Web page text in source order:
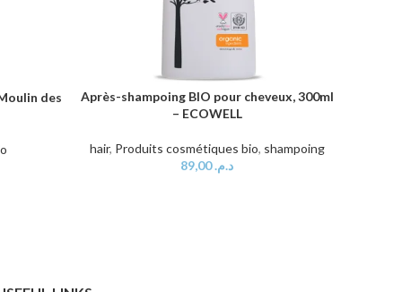
des
AJOUTER AU PANIER
Après-shampoing BIO pour cheveux, 300ml
– ECOWELL
hair, Produits cosmétiques bio, shampoing
د.م.89,00